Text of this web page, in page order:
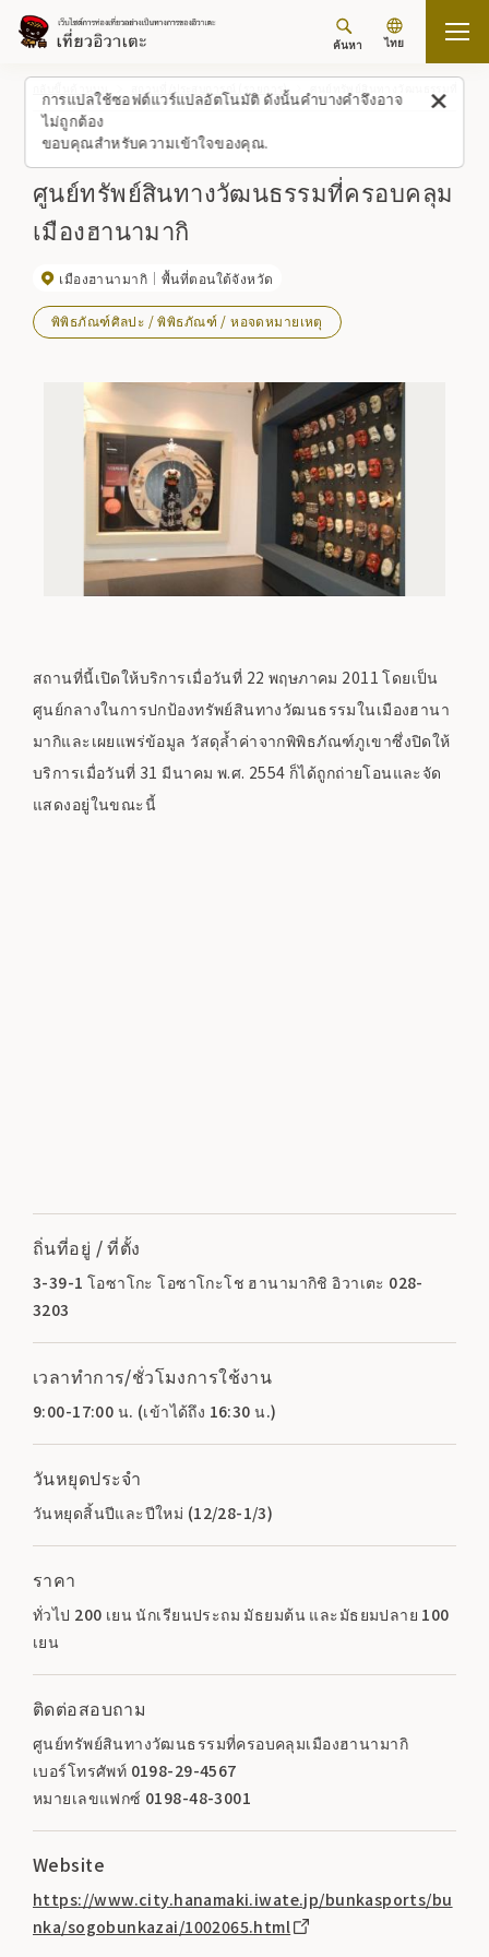
การแปลใช้ซอฟต์แวร์แปลอัตโนมัติ ดังนั้นคำบางคำจึงอาจ
ไม่ถูกต้อง
ขอบคุณสำหรับความเข้าใจของคุณ.
ค้นหา ไทย
กลับขึ้นด้านบน สถานที่/ประสบการณ์ (รายการ)
ศูนย์ทรัพย์สินทางวัฒนธรรมที่ครอบคลุม
เมืองฮานามากิ
เมืองฮานามากิ พื้นที่ตอนใต้จังหวัด
พิพิธภัณฑ์ศิลปะ / พิพิธภัณฑ์ / หอจดหมายเหตุ
สถานที่นี้เปิดให้บริการเมื่อวันที่ 22 พฤษภาคม 2011 โดยเป็น
ศูนย์กลางในการปกป้องทรัพย์สินทางวัฒนธรรมในเมืองฮานา
มากิและเผยแพร่ข้อมูล วัสดุล้ำค่าจากพิพิธภัณฑ์ภูเขาซึ่งปิดให้
บริการเมื่อวันที่ 31 มีนาคม พ.ศ. 2554 ก็ได้ถูกถ่ายโอนและจัด
แสดงอยู่ในขณะนี้
ถิ่นที่อยู่ / ที่ตั้ง
3-39-1 โอซาโกะ โอซาโกะโช ฮานามากิชิ อิวาเตะ 028-
3203
เวลาทำการ/ชั่วโมงการใช้งาน
9:00-17:00 น. (เข้าได้ถึง 16:30 น.)
วันหยุดประจำ
วันหยุดสิ้นปีและปีใหม่ (12/28-1/3)
ราคา
ทั่วไป 200 เยน นักเรียนประถม มัธยมต้น และมัธยมปลาย 100
เยน
ติดต่อสอบถาม
ศูนย์ทรัพย์สินทางวัฒนธรรมที่ครอบคลุมเมืองฮานามากิ
เบอร์โทรศัพท์ 0198-29-4567
หมายเลขแฟกซ์ 0198-48-3001
Website
https://www.city.hanamaki.iwate.jp/bunkasports/bu
nka/sogobunkazai/1002065.html